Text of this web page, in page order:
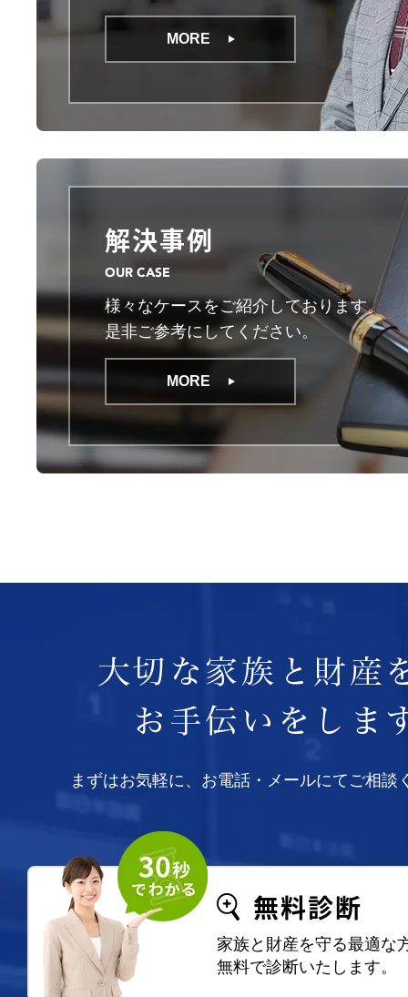
MORE
解決事例
OUR CASE
様々なケースをご紹介しております。
是非ご参考にしてください。
MORE
まずはお気軽に、お電話・メールにてご相談
無料診断
家族と財産を守る最適な
無料で診断いたします。